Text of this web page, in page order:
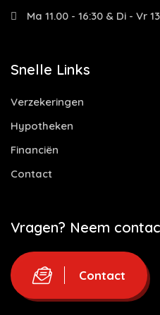
Ma 11.00 - 16:30 & Di - Vr
Snelle Links
Verzekeringen
Hypotheken
Financiën
Contact
Vragen? Neem
Contact